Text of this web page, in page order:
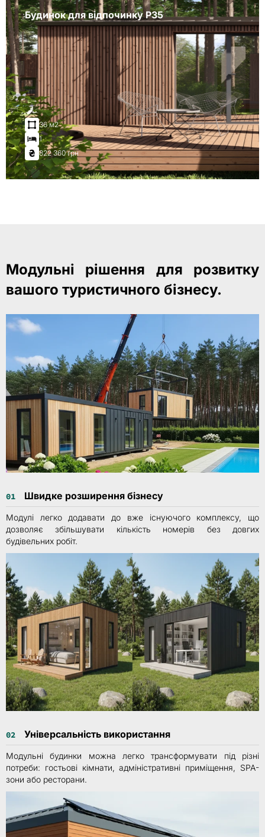
Будинок для відпочинку Р35
36 м2
1
822 360 грн
Модульні рішення для розвитку
вашого туристичного бізнесу.
01 Швидке розширення бізнесу
Модулі легко додавати до вже існуючого комплексу, що
дозволяє збільшувати кількість номерів без довгих
будівельних робіт.
02 Універсальність використання
Модульні будинки можна легко трансформувати під різні
потреби: гостьові кімнати, адміністративні приміщення, SPA-
зони або ресторани.